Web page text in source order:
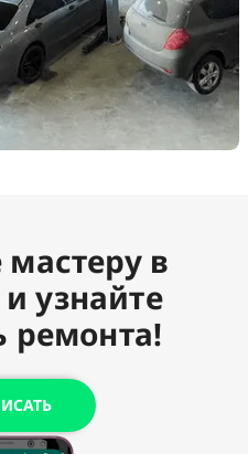
в
узнайте
ремонта!